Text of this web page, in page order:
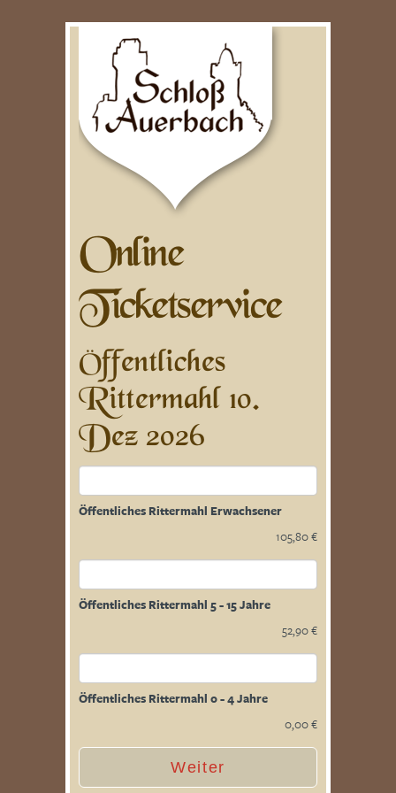
Online
Ticketservice
Öffentliches
Rittermahl 10.
Dez 2026
Öffentliches Rittermahl Erwachsener
105,80 €
Öffentliches Rittermahl 5 - 15 Jahre
52,90 €
Öffentliches Rittermahl 0 - 4 Jahre
0,00 €
Weiter